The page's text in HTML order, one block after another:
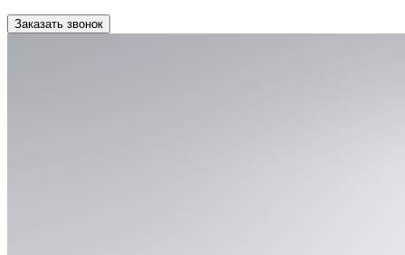
Заказать звонок